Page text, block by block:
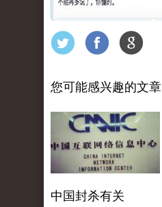
您可能感兴趣的文章
中国封杀有关